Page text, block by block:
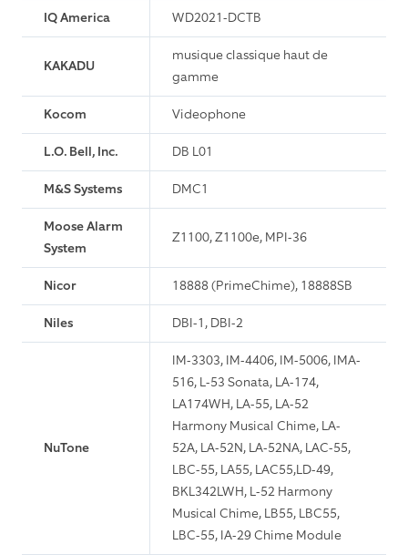
IQ America WD2021-DCTB
KAKADU
musique classique haut de
gamme
Kocom Videophone
L.O. Bell, Inc. DB L01
M&S Systems DMC1
Moose Alarm
System
Z1100, Z1100e, MPI-36
Nicor 18888 (PrimeChime), 18888SB
Niles DBI-1, DBI-2
NuTone
IM-3303, IM-4406, IM-5006, IMA-
516, L-53 Sonata, LA-174,
LA174WH, LA-55, LA-52
Harmony Musical Chime, LA-
52A, LA-52N, LA-52NA, LAC-55,
LBC-55, LA55, LAC55,LD-49,
BKL342LWH, L-52 Harmony
Musical Chime, LB55, LBC55,
LBC-55, IA-29 Chime Module